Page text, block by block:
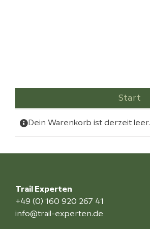
Start
Dein Warenkorb ist derzeit leer.
Trail Experten
+49 (0) 160 920 267 41
info@trail-experten.de